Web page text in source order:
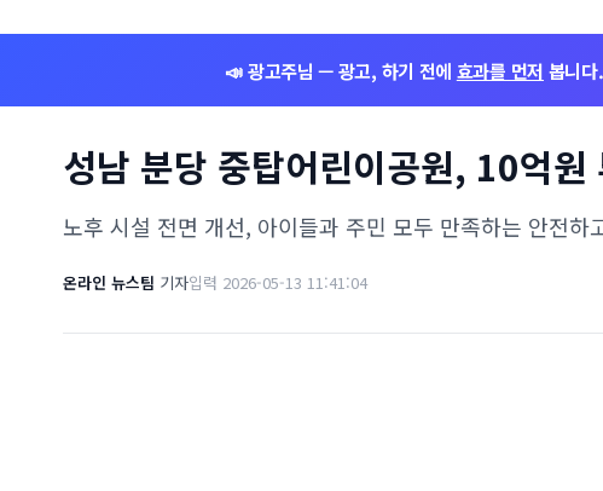
📣 광고주님 — 광고, 하기 전에 효과를 먼저 봅니다.
성남 분당 중탑어린이공원, 10억
노후 시설 전면 개선, 아이들과 주민 모두 만족하는 안전하
온라인 뉴스팀 기자입력 2026-05-13 11:41:04